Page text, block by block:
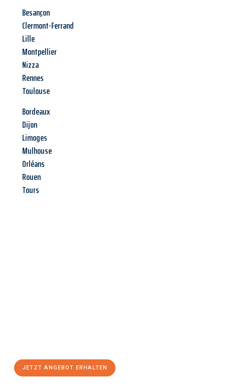
Besançon
Clermont-Ferrand
Lille
Montpellier
Nizza
Rennes
Toulouse
Bordeaux
Dijon
Limoges
Mulhouse
Orléans
Rouen
Tours
JETZT ANGEBOT ERHALTEN